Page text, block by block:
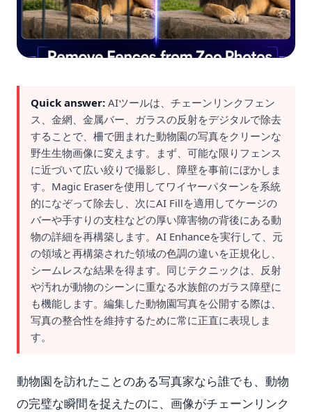
Quick answer: AIツールは、チェーンリンクフェン
ス、金網、金属バー、ガラスの反射をデジタルで除去
することで、柵で囲まれた動物園の写真をクリーンな
野生生物画像に変えます。まず、可能な限りフェンス
に近づいて広い絞りで撮影し、障壁を事前にぼかしま
す。Magic Eraserを使用してワイヤーパターンを系統
的になぞって除去し、次にAI Fillを適用してケージの
バーや手すりの支柱などの厚い障害物の背後にある動
物の詳細を再構築します。AI Enhanceを実行して、元
の領域と再構築された領域の色調の違いを正規化し、
シームレスな結果を得ます。同じテクニックは、反射
や汚れが動物のシーンに重なる水族館のガラス障壁に
も機能します。編集した動物園写真を公開する際は、
写真の整合性を維持するために常に正直に表現しま
す。
動物園を訪れたことのある写真家なら誰でも、動物
の完璧な瞬間を捉えたのに、画像がチェーンリンク